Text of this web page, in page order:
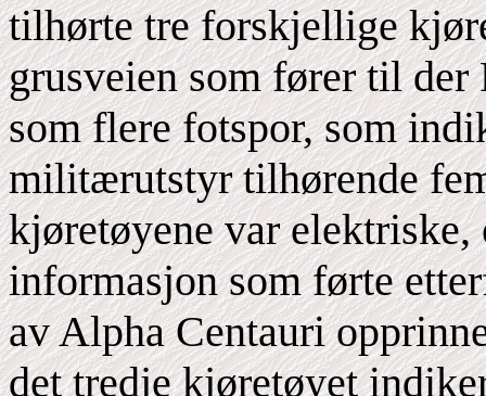
tilhørte tre forskjellige
grusveien som fører til
som flere fotspor, som
militærutstyr tilhørende
kjøretøyene var elektriske,
informasjon som førte
av Alpha Centauri
det tredje kjøretøyet